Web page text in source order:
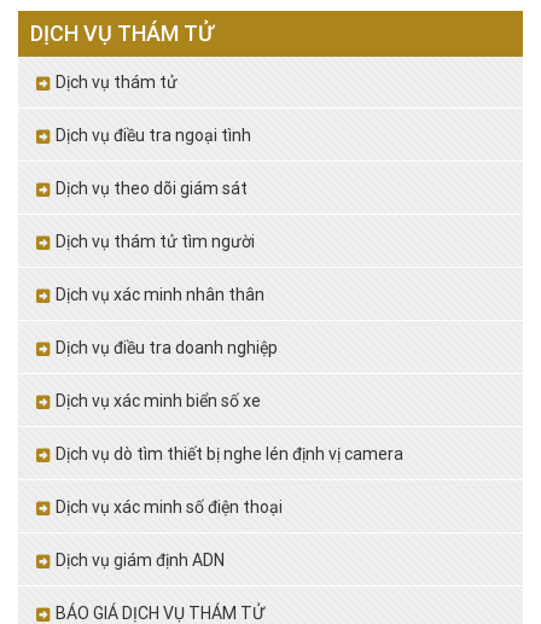
DỊCH VỤ THÁM TỬ
Dịch vụ thám tử
Dịch vụ điều tra ngoại tình
Dịch vụ theo dõi giám sát
Dịch vụ thám tử tìm người
Dịch vụ xác minh nhân thân
Dịch vụ điều tra doanh nghiệp
Dịch vụ xác minh biển số xe
Dịch vụ dò tìm thiết bị nghe lén định vị camera
Dịch vụ xác minh số điện thoại
Dịch vụ giám định ADN
BÁO GIÁ DỊCH VỤ THÁM TỬ